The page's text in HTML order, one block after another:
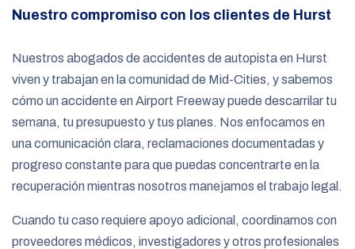
Nuestro compromiso con los clientes de Hurst
Nuestros abogados de accidentes de autopista en Hurst
viven y trabajan en la comunidad de Mid-Cities, y sabemos
cómo un accidente en Airport Freeway puede descarrilar tu
semana, tu presupuesto y tus planes. Nos enfocamos en
una comunicación clara, reclamaciones documentadas y
progreso constante para que puedas concentrarte en la
recuperación mientras nosotros manejamos el trabajo legal.
Cuando tu caso requiere apoyo adicional, coordinamos con
proveedores médicos, investigadores y otros profesionales